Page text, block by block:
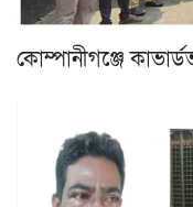
কোম্পানীগঞ্জে